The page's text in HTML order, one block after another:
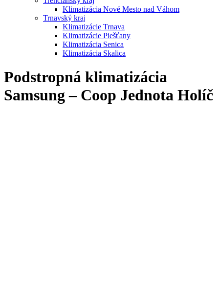
Klimatizácia Nové Mesto nad Váhom
Trnavský kraj
Klimatizácie Trnava
Klimatizácie Piešťany
Klimatizácia Senica
Klimatizácia Skalica
Podstropná klimatizácia
Samsung – Coop Jednota Holíč